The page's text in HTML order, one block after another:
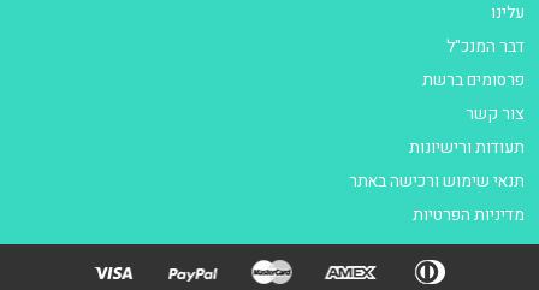
עלינו
דבר המנכ"ל
פרסומים ברשת
צור קשר
תעודות ורישיונות
תנאי שימוש ורכישה באתר
מדיניות הפרטיות